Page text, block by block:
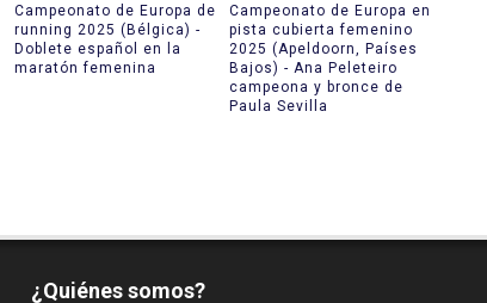
Campeonato de Europa de
running 2025 (Bélgica) -
Doblete español en la
maratón femenina
Campeonato de Europa en
pista cubierta femenino
2025 (Apeldoorn, Países
Bajos) - Ana Peleteiro
campeona y bronce de
Paula Sevilla
¿Quiénes somos?